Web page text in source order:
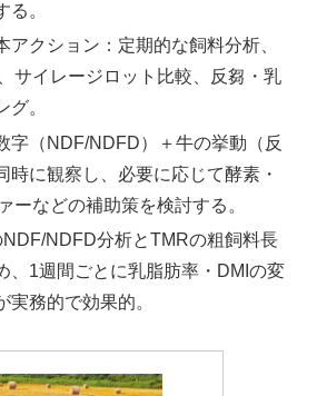
る。
アクション：定期的な飼料分析、
サイレージロット比較、反芻・乳
グ。
字（NDF/NDFD）＋牛の挙動（反
時に観察し、必要に応じて酵素・
ーなどの補助策を検討する。
NDF/NDFD分析とTMRの粗飼料長
、1週間ごとに乳脂肪率・DMIの変
実務的で効果的。